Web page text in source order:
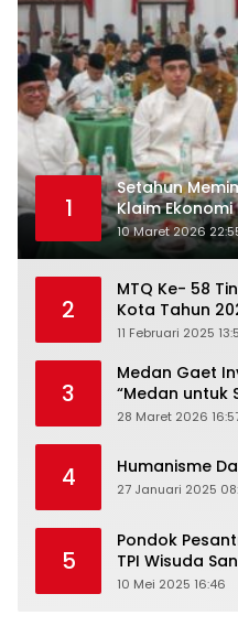
1
Setahun
Klaim
Turun
10 Maret 2026
2
MTQ Ke- 58
Kota Tahun
11 Februari 2025
3
Medan Gaet
“Medan untuk
28 Maret 2026
4 Humanisme
27 Januari 2025
5
Pondok
TPI Wisuda
XXXIII
10 Mei 2025 16:46